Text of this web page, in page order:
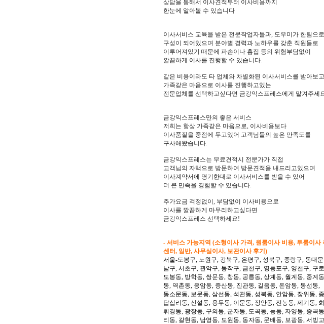
상담을 통해서 이사견적부터 이사비용까지
한눈에 알아볼 수 있습니다
이사서비스 교육을 받은 전문작업자들과, 도우미가 한팀으로
구성이 되어있으며 분야별 경력과 노하우를 갖춘 직원들로
이루어져있기 때문에 파손이나 흠집 등의 위험부담없이
깔끔하게 이사를 진행할 수 있습니다.
같은 비용이라도 타 업체와 차별화된 이사서비스를 받아보
가족같은 마음으로 이사를 진행하고있는
전문업체를 선택하고싶다면 금강익스프레스에게 맡겨주세
금강익스프레스만의 좋은 서비스
저희는 항상 가족같은 마음으로, 이사비용보다
이사품질을 중점에 두고있어 고객님들의 높은 만족도를
구사해왔습니다.
금강익스프레스는 무료견적시 전문가가 직접
고객님의 자택으로 방문하여 방문견적을 내드리고있으며
이사계약서에 명기한대로 이사서비스를 받을 수 있어
더 큰 만족을 경험할 수 있습니다.
추가요금 걱정없이, 부담없이 이사비용으로
이사를 깔끔하게 마무리하고싶다면
금강익스프레스 선택하세요!
- 서비스 가능지역 (소형이사 가격, 원룸이사 비용, 투룸이
센터, 일반, 사무실이사, 보관이사 후기)
서울-도봉구, 노원구, 강북구, 은평구, 성북구, 중랑구, 동대
남구, 서초구, 관악구, 동작구, 금천구, 영등포구, 양천구, 구
도봉동, 방학동, 쌍문동, 창동, 공릉동, 상계동, 월계동, 중계
동, 역촌동, 응암동, 증산동, 진관동, 길음동, 돈암동, 동선동,
동소문동, 보문동, 삼선동, 석관동, 성북동, 안암동, 장위동,
답십리동, 신설동, 용두동, 이문동, 장안동, 전농동, 제기동,
휘경동, 광장동, 구의동, 군자동, 도곡동, 능동, 자양동, 중곡
리동, 갈현동, 남영동, 도원동, 동자동, 문배동, 보광동, 서빙